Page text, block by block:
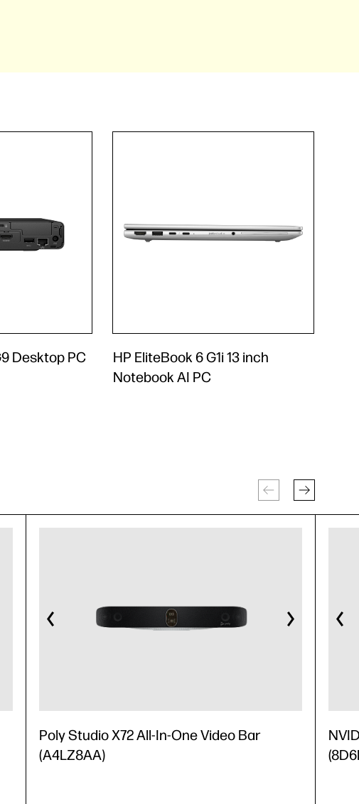
Desktop PC
HP EliteBook 6 G1i 13 inch
Notebook AI PC
Poly Studio X72 All-In-One Video Bar
(A4LZ8AA)